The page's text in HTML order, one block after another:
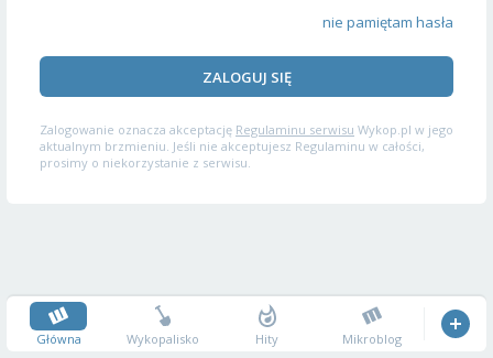
nie pamiętam hasła
ZALOGUJ SIĘ
Zalogowanie oznacza akceptację Regulaminu serwisu Wykop.pl w jego
aktualnym brzmieniu. Jeśli nie akceptujesz Regulaminu w całości,
prosimy o niekorzystanie z serwisu.
Główna Wykopalisko Hity Mikroblog